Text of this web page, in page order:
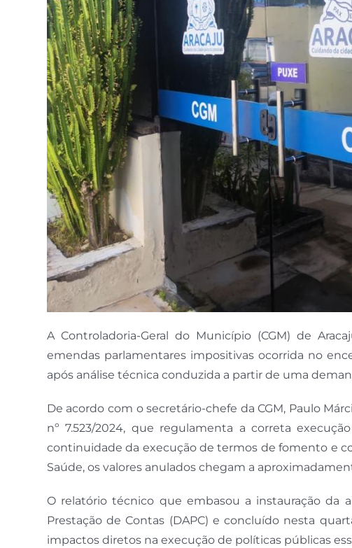
A Controladoria-Geral do Município (CGM) de
emendas parlamentares impositivas ocorrida no
após análise técnica conduzida a partir de uma
De acordo com o secretário-chefe da CGM, Paulo
nº 7.523/2024, que regulamenta a correta
continuidade da execução de termos de fomento e
Saúde, os valores anulados chegam a
O relatório técnico que embasou a instauração da
Prestação de Contas (DAPC) e concluído nesta
impactos diretos na execução de políticas públicas